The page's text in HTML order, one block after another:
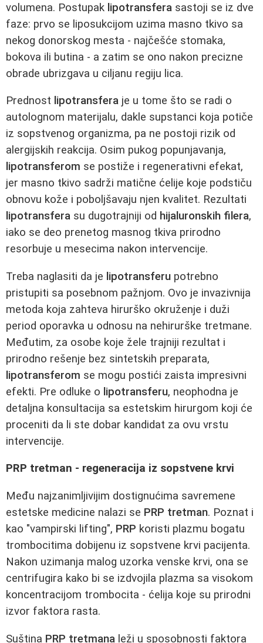
volumena. Postupak lipotransfera sastoji se iz dve
faze: prvo se liposukcijom uzima masno tkivo sa
nekog donorskog mesta - najčešće stomaka,
bokova ili butina - a zatim se ono nakon precizne
obrade ubrizgava u ciljanu regiju lica.
Prednost lipotransfera je u tome što se radi o
autolognom materijalu, dakle supstanci koja potiče
iz sopstvenog organizma, pa ne postoji rizik od
alergijskih reakcija. Osim pukog popunjavanja,
lipotransferom se postiže i regenerativni efekat,
jer masno tkivo sadrži matične ćelije koje podstiču
obnovu kože i poboljšavaju njen kvalitet. Rezultati
lipotransfera su dugotrajniji od hijaluronskih filera,
iako se deo prenetog masnog tkiva prirodno
resorbuje u mesecima nakon intervencije.
Treba naglasiti da je lipotransferu potrebno
pristupiti sa posebnom pažnjom. Ovo je invazivnija
metoda koja zahteva hirurško okruženje i duži
period oporavka u odnosu na nehirurške tretmane.
Međutim, za osobe koje žele trajniji rezultat i
prirodno rešenje bez sintetskih preparata,
lipotransferom se mogu postići zaista impresivni
efekti. Pre odluke o lipotransferu, neophodna je
detaljna konsultacija sa estetskim hirurgom koji će
proceniti da li ste dobar kandidat za ovu vrstu
intervencije.
PRP tretman - regeneracija iz sopstvene krvi
Među najzanimljivijim dostignućima savremene
estetske medicine nalazi se PRP tretman. Poznat i
kao "vampirski lifting", PRP koristi plazmu bogatu
trombocitima dobijenu iz sopstvene krvi pacijenta.
Nakon uzimanja malog uzorka venske krvi, ona se
centrifugira kako bi se izdvojila plazma sa visokom
koncentracijom trombocita - ćelija koje su prirodni
izvor faktora rasta.
Suština PRP tretmana leži u sposobnosti faktora